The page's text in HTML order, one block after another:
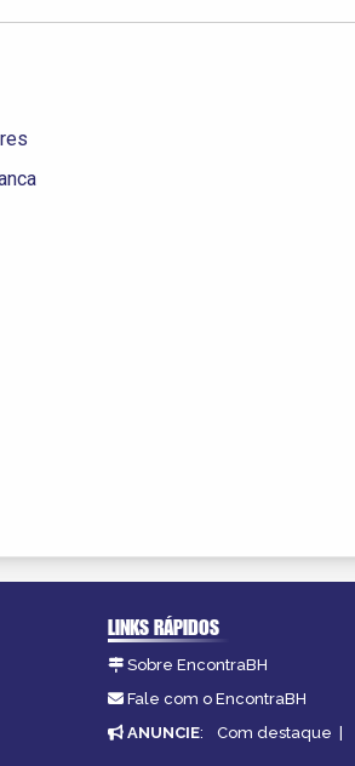
LINKS RÁPIDOS
Sobre EncontraBH
Fale com o EncontraBH
ANUNCIE: Com destaque |